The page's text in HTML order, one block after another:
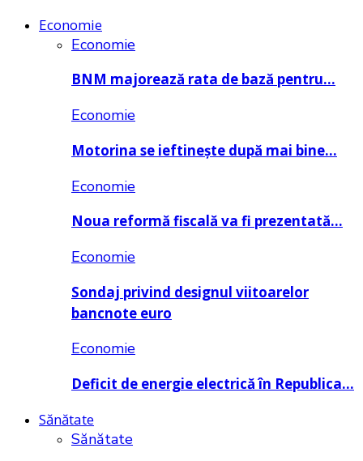
Economie
Economie
BNM majorează rata de bază pentru…
Economie
Motorina se ieftinește după mai bine…
Economie
Noua reformă fiscală va fi prezentată…
Economie
Sondaj privind designul viitoarelor
bancnote euro
Economie
Deficit de energie electrică în Republica…
Sănătate
Sănătate